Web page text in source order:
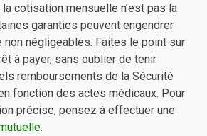
cotisation mensuelle n’est pas la
garanties peuvent engendrer
non négligeables. Faites le point sur
à payer, sans oublier de tenir
remboursements de la Sécurité
fonction des actes médicaux. Pour
précise, pensez à effectuer une
.